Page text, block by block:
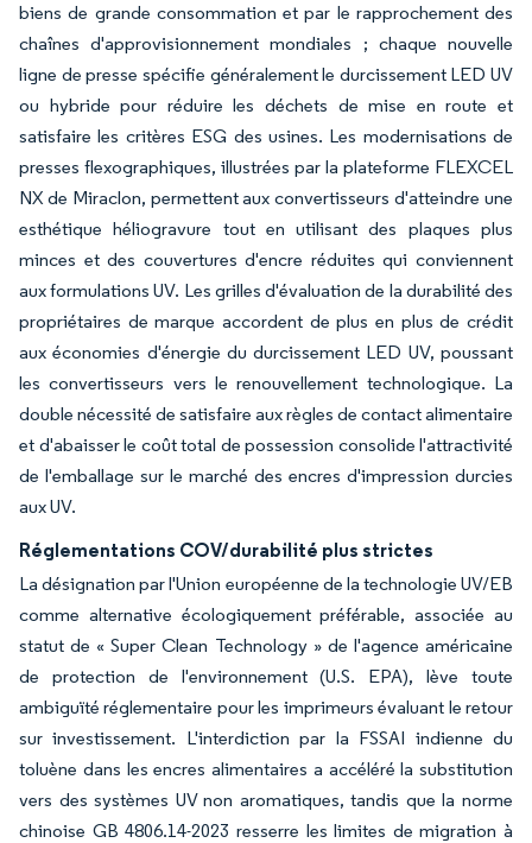
biens de grande consommation et par le rapprochement des
chaînes d'approvisionnement mondiales ; chaque nouvelle
ligne de presse spécifie généralement le durcissement LED UV
ou hybride pour réduire les déchets de mise en route et
satisfaire les critères ESG des usines. Les modernisations de
presses flexographiques, illustrées par la plateforme FLEXCEL
NX de Miraclon, permettent aux convertisseurs d'atteindre une
esthétique héliogravure tout en utilisant des plaques plus
minces et des couvertures d'encre réduites qui conviennent
aux formulations UV. Les grilles d'évaluation de la durabilité des
propriétaires de marque accordent de plus en plus de crédit
aux économies d'énergie du durcissement LED UV, poussant
les convertisseurs vers le renouvellement technologique. La
double nécessité de satisfaire aux règles de contact alimentaire
et d'abaisser le coût total de possession consolide l'attractivité
de l'emballage sur le marché des encres d'impression durcies
aux UV.
Réglementations COV/durabilité plus strictes
La désignation par l'Union européenne de la technologie UV/EB
comme alternative écologiquement préférable, associée au
statut de « Super Clean Technology » de l'agence américaine
de protection de l'environnement (U.S. EPA), lève toute
ambiguïté réglementaire pour les imprimeurs évaluant le retour
sur investissement. L'interdiction par la FSSAI indienne du
toluène dans les encres alimentaires a accéléré la substitution
vers des systèmes UV non aromatiques, tandis que la norme
chinoise GB 4806.14-2023 resserre les limites de migration à